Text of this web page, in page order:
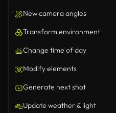
New camera angles
Transform environment
Change time of day
Modify elements
Generate next shot
Update weather & light